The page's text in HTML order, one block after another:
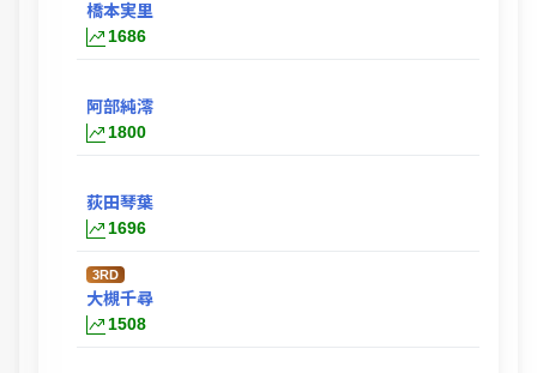
橋本実里
1686
阿部純澪
1800
荻田琴葉
1696
3RD
大槻千尋
1508